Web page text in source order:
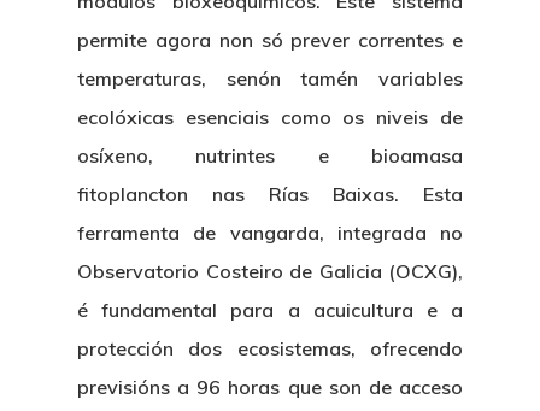
permite agora non só prever correntes e
temperaturas, senón tamén variables
ecolóxicas esenciais como os niveis de
osíxeno, nutrintes e bioamasa
fitoplancton nas Rías Baixas. Esta
ferramenta de vangarda, integrada no
Observatorio Costeiro de Galicia (OCXG),
é fundamental para a acuicultura e a
protección dos ecosistemas, ofrecendo
previsións a 96 horas que son de acceso